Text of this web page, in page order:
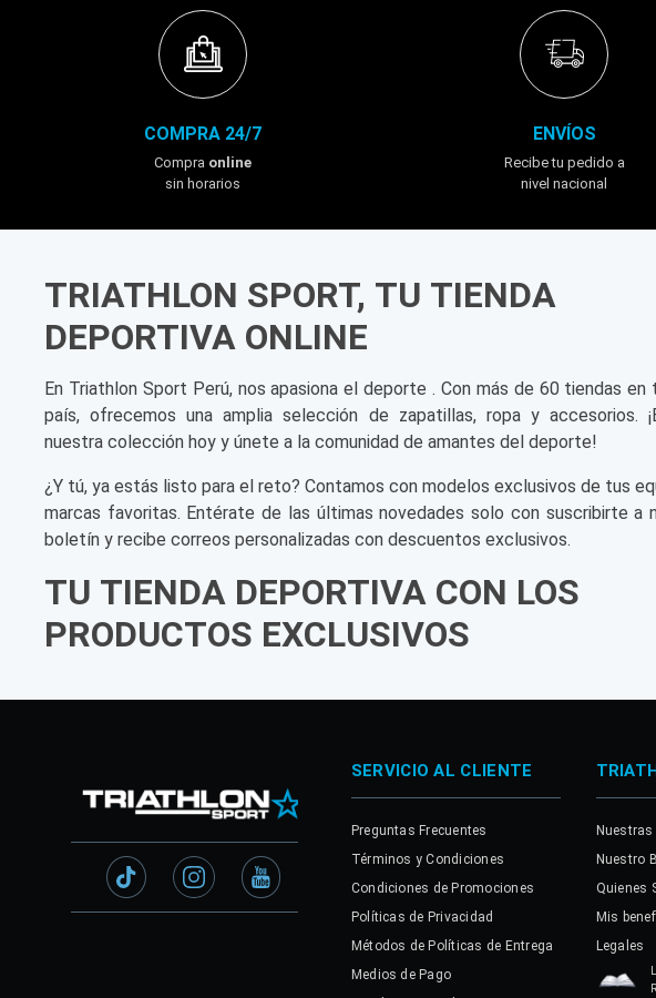
Descubre los productos que están marcando la pauta en el mercado peruano.
Las Zapatillas Preferidas por los Peruanos
Tallas disponibles: Amplio stock para hombre, mujer y niños.
Marcas Top: Encuentra lo mejor de Nike, Adidas, Puma, Reebok y New Balance en un
Asegura hoy tus favoritos con envío rápido a todo el Perú. No pierdas la
COMPRA 24/7
Compra online
sin horarios
ENVÍOS
Recibe tu pedido a
nivel nacional
TRIATHLON SPORT, TU TIENDA
DEPORTIVA ONLINE
En Triathlon Sport Perú, nos apasiona el deporte . Con más de 60 tiendas en
país, ofrecemos una amplia selección de zapatillas, ropa y accesorios.
nuestra colección hoy y únete a la comunidad de amantes del deporte!
¿Y tú, ya estás listo para el reto? Contamos con modelos exclusivos de tus
marcas favoritas. Entérate de las últimas novedades solo con suscribirte a
boletín y recibe correos personalizadas con descuentos exclusivos.
TU TIENDA DEPORTIVA CON LOS
PRODUCTOS EXCLUSIVOS
SERVICIO AL CLIENTE
Preguntas Frecuentes
Términos y Condiciones
Condiciones de Promociones
Políticas de Privacidad
Métodos de Políticas de Entrega
Medios de Pago
Nuestro
Quienes
Mis
Legales